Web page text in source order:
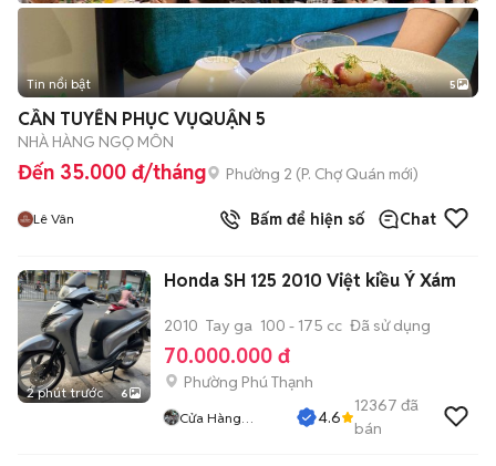
Tin nổi bật 5
CẦN TUYỂN PHỤC VỤQUẬN 5
NHÀ HÀNG NGỌ MÔN
Đến 35.000 đ/tháng Phường 2 (P. Chợ Quán mới)
Lê Vân Bấm để hiện số Chat
2 phút trước 6
Honda SH 125 2010 Việt kiều Ý Xám
2010 Tay ga 100 - 175 cc Đã sử dụng
70.000.000 đ
Phường Phú Thạnh
Cửa Hàng
4.6
12367 đã
bán